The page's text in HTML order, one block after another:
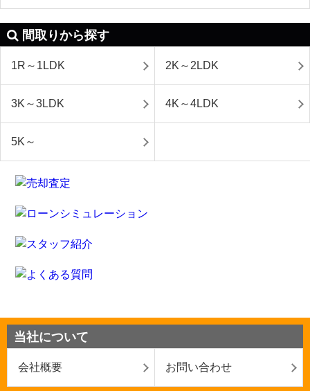
間取りから探す
1R～1LDK 2K～2LDK
3K～3LDK 4K～4LDK
5K～
当社について
会社概要 お問い合わせ